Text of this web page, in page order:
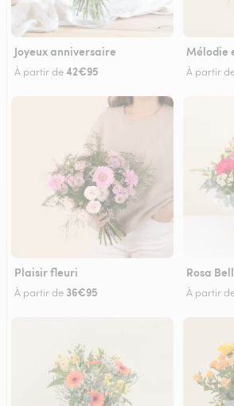
Joyeux anniversaire
À partir de42€95
Mélodie
À partir
Plaisir fleuri
À partir de 36€95
Rosa
À partir